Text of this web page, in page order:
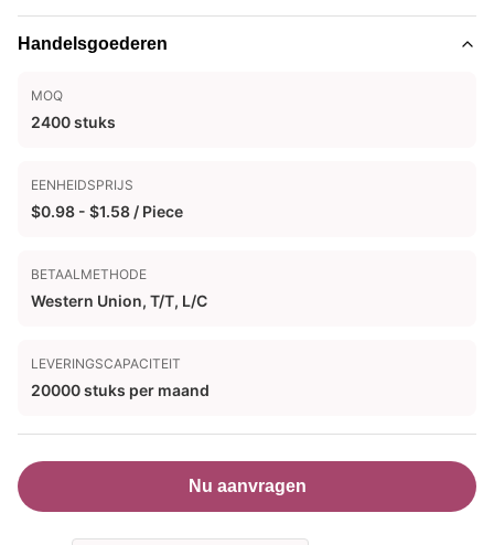
Handelsgoederen
MOQ
2400 stuks
EENHEIDSPRIJS
$0.98 - $1.58 / Piece
BETAALMETHODE
Western Union, T/T, L/C
LEVERINGSCAPACITEIT
20000 stuks per maand
Nu aanvragen